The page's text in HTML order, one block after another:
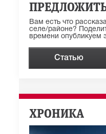
Вам есть что
селе/районе?
времени опубликуем
Статью
ХРОНИКА